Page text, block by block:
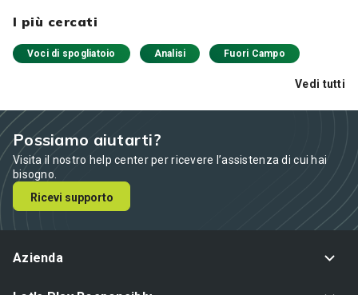
I più cercati
Voci di spogliatoio Analisi Fuori Campo
Vedi tutti
Possiamo aiutarti?
Visita il nostro help center per ricevere l’assistenza di cui hai
bisogno.
Ricevi supporto
Azienda